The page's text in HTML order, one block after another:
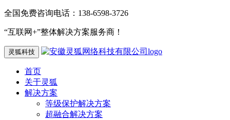
全国免费咨询电话：138-6598-3726
“互联网+”整体解决方案服务商！
灵狐科技
首页
关于灵狐
解决方案
等级保护解决方案
超融合解决方案